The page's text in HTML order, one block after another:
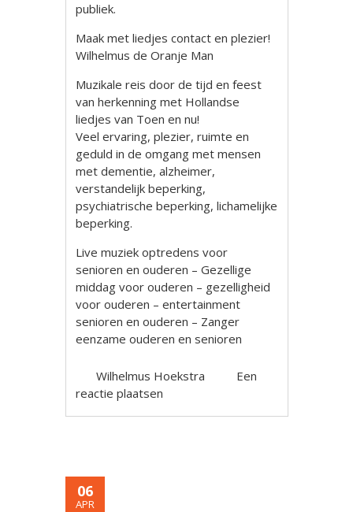
publiek.
Maak met liedjes contact en plezier!
Wilhelmus de Oranje Man
Muzikale reis door de tijd en feest
van herkenning met Hollandse
liedjes van Toen en nu!
Veel ervaring, plezier, ruimte en
geduld in de omgang met mensen
met dementie, alzheimer,
verstandelijk beperking,
psychiatrische beperking, lichamelijke
beperking.
Live muziek optredens voor
senioren en ouderen – Gezellige
middag voor ouderen – gezelligheid
voor ouderen – entertainment
senioren en ouderen – Zanger
eenzame ouderen en senioren
Wilhelmus Hoekstra
Een
reactie plaatsen
06
APR